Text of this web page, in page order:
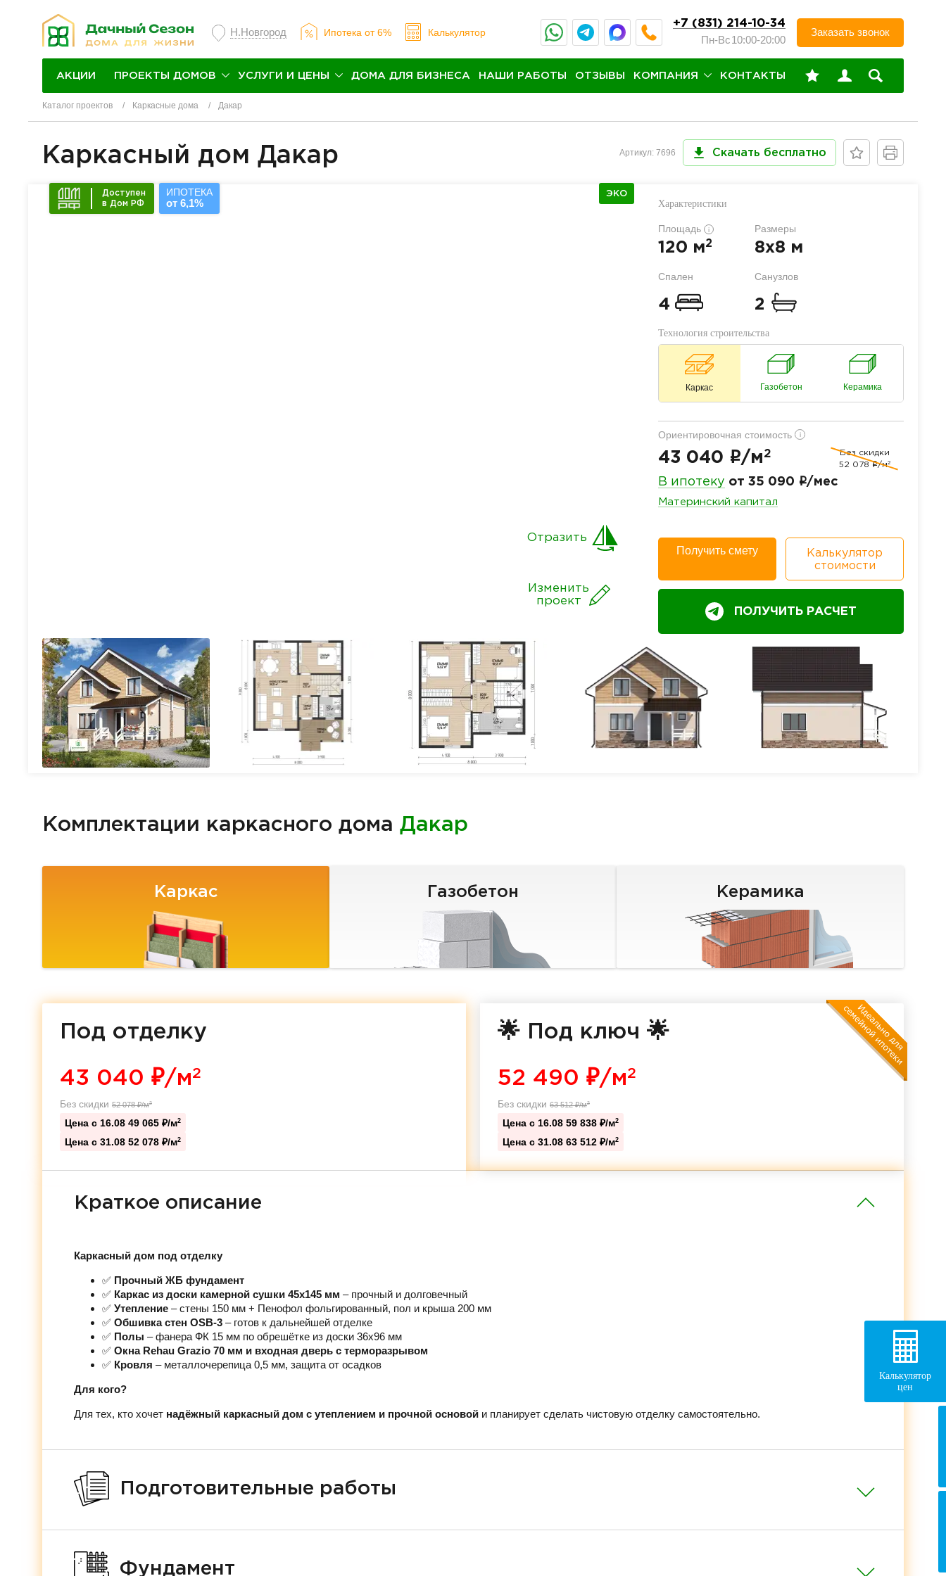
Н.Новгород Ипотека от 6% Калькулятор
+7 (831) 214-10-34
Пн-Вс10:00-20:00
Заказать звонок
АКЦИИ ПРОЕКТЫ ДОМОВ УСЛУГИ И ЦЕНЫ ДОМА ДЛЯ БИЗНЕСА НАШИ РАБОТЫ ОТЗЫВЫ КОМПАНИЯ КОНТАКТЫ
Каталог проектов Каркасные дома Дакар
Каркасный дом Дакар Артикул: 7696 Скачать бесплатно
Доступен
в Дом РФ
ИПОТЕКА
от 6,1%
ЭКО
Изменить
проект
Отразить
Характеристики
Площадь i
120 м2
Размеры
8x8 м
Спален
4
Санузлов
2
Технология строительства
Каркас Газобетон Керамика
Ориентировочная стоимость i
43 040 i/м 2
Без скидки
52 078 i/м2
В ипотеку от 35 090 i/мес
Материнский капитал
Получить смету
Калькулятор
стоимости
ПОЛУЧИТЬ РАСЧЕТ
Комплектации каркасного дома Дакар
Каркас Газобетон Керамика
Под отделку
43 040 ₽/м2
Без скидки 52 078₽/м2
Цена с 16.08 49 065 ₽/м2
Цена с 31.08 52 078 ₽/м2
🌟 Под ключ 🌟
52 490 ₽/м2
Без скидки 63 512₽/м2
Цена с 16.08 59 838 ₽/м2
Цена с 31.08 63 512 ₽/м2
Краткое описание
Каркасный дом под отделку
✅ Прочный ЖБ фундамент
✅ Каркас из доски камерной сушки 45х145 мм – прочный и долговечный
✅ Утепление – стены 150 мм + Пенофол фольгированный, пол и крыша 200 мм
✅ Обшивка стен OSB-3 – готов к дальнейшей отделке
✅ Полы – фанера ФК 15 мм по обрешётке из доски 36х96 мм
✅ Окна Rehau Grazio 70 мм и входная дверь с терморазрывом
✅ Кровля – металлочерепица 0,5 мм, защита от осадков
Для кого?
Для тех, кто хочет надёжный каркасный дом с утеплением и прочной основой и планирует сделать чистовую отделку самостоятельно.
Подготовительные работы
Фундамент
Калькулятор
цен